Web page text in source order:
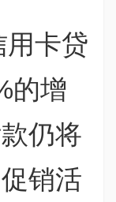
用卡贷
的增
仍将
销活